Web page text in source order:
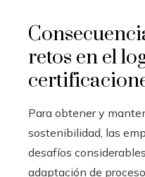
retos en el
Para obtener y
sostenibilidad, las
desafíos
adaptación de